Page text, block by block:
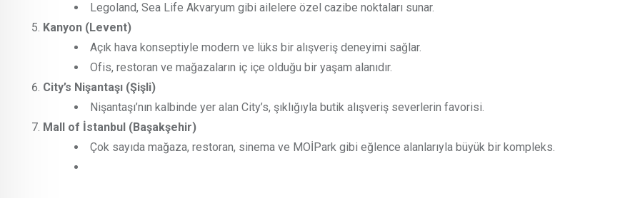
Legoland, Sea Life Akvaryum gibi ailelere özel cazibe noktaları sunar.
Kanyon (Levent)
Açık hava konseptiyle modern ve lüks bir alışveriş deneyimi sağlar.
Ofis, restoran ve mağazaların iç içe olduğu bir yaşam alanıdır.
City’s Nişantaşı (Şişli)
Nişantaşı’nın kalbinde yer alan City’s, şıklığıyla butik alışveriş severlerin favorisi.
Mall of İstanbul (Başakşehir)
Çok sayıda mağaza, restoran, sinema ve MOİPark gibi eğlence alanlarıyla büyük bir kompleks.